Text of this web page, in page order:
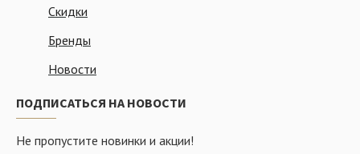
Скидки
Бренды
Новости
ПОДПИСАТЬСЯ НА НОВОСТИ
Не пропустите новинки и акции!